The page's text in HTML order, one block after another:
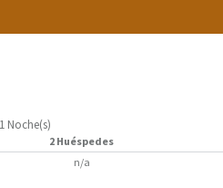
Noche(s)
2 Huéspedes
n/a